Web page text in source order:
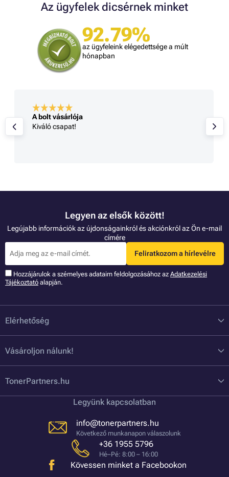
Az ügyfelek dicsérnek minket
92.79%
az ügyfeleink elégedettsége a múlt
hónapban
A bolt vásárlója
Kiváló csapat!
Legyen az elsők között!
Legújabb információk az újdonságainkról és akciónkról az Ön e-mail
címére
Feliratkozom a hírlevélre
Hozzájárulok a szémelyes adataim feldolgozásához az Adatkezelési
Tájékoztató alapján.
Elérhetőség
Vásároljon nálunk!
TonerPartners.hu
Legyünk kapcsolatban
info@tonerpartners.hu
Következő munkanapon válaszolunk
+36 1955 5796
Hé–Pé: 8:00 – 16:00
Kövessen minket a Facebookon